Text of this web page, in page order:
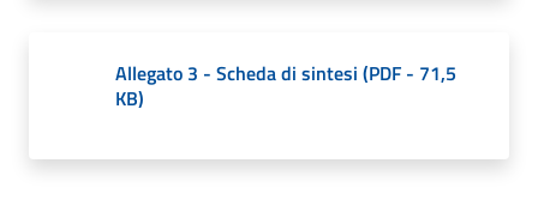
Allegato 3 - Scheda di sintesi (PDF - 71,5
KB)